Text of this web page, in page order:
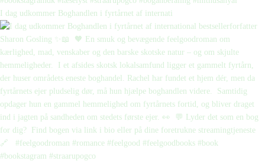
I dag udkommer Boghandlen i fyrtårnet af internati